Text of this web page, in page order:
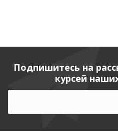
Подпишитесь на
курсей